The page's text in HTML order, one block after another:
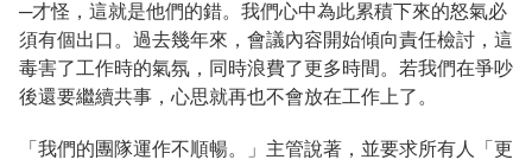
─才怪，這就是他們的錯。我們心中為此累積下來的怒氣必
須有個出口。過去幾年來，會議內容開始傾向責任檢討，這
毒害了工作時的氣氛，同時浪費了更多時間。若我們在爭吵
後還要繼續共事，心思就再也不會放在工作上了。
「我們的團隊運作不順暢。」主管說著，並要求所有人「更